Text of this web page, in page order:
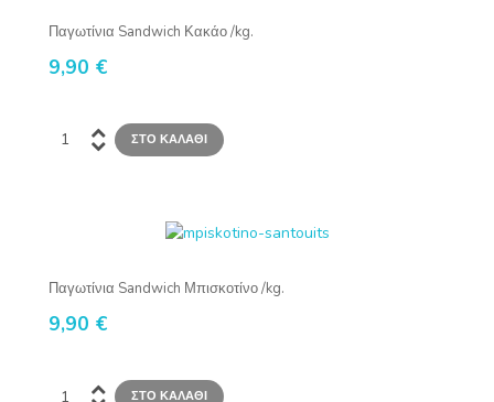
Παγωτίνια Sandwich Κακάο /kg.
9,90 €
Παγωτίνια Sandwich Μπισκοτίνο /kg.
9,90 €